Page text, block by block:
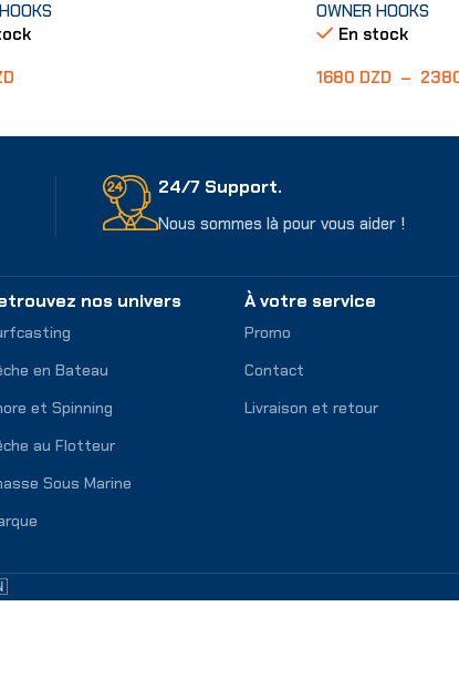
OWNER HOOKS
En stock
1680 DZD –
24/7 Support.
Nous sommes là pour vous aider !
nos univers
en Bateau
et Spinning
au Flotteur
Sous Marine
À votre service
Promo
Contact
Livraison et retour